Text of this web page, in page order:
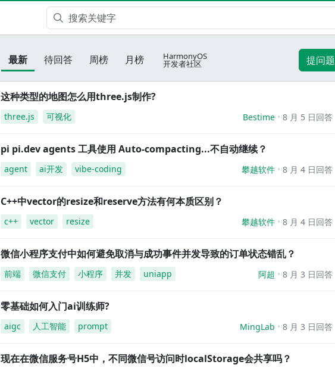
最新 待回答 周榜 月榜 HarmonyOS
开发者社区 提问题
这种类型的地图怎么用three.js制作?
three.js 可视化 Bestime 8 月 5 日回答
pi pi.dev agents 工具使用 Auto-compacting...不自动继续？
agent ai开发 vibe-coding 攀越软件 8 月 4 日回答
C++中vector的resize和reserve方法有何本质区别？
c++ vector resize 攀越软件 8 月 4 日回答
微信小程序支付中如何避免取消与成功事件并发导致的订单状态错乱？
前端 微信支付 小程序 并发 uniapp 阿超 8 月 3 日回答
零基础如何入门ai训练师?
aigc 人工智能 prompt MingLab 8 月 3 日回答
现在在微信服务号H5中，不同微信号访问时localStorage会共享吗？